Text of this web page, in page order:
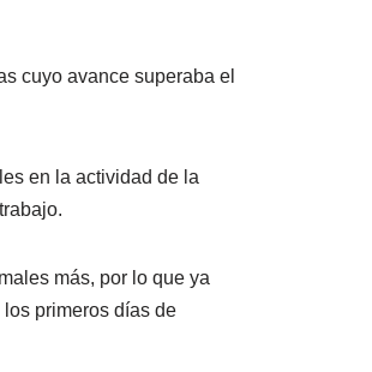
cuyo avance superaba el
en la actividad de la
más, por lo que ya
primeros días de